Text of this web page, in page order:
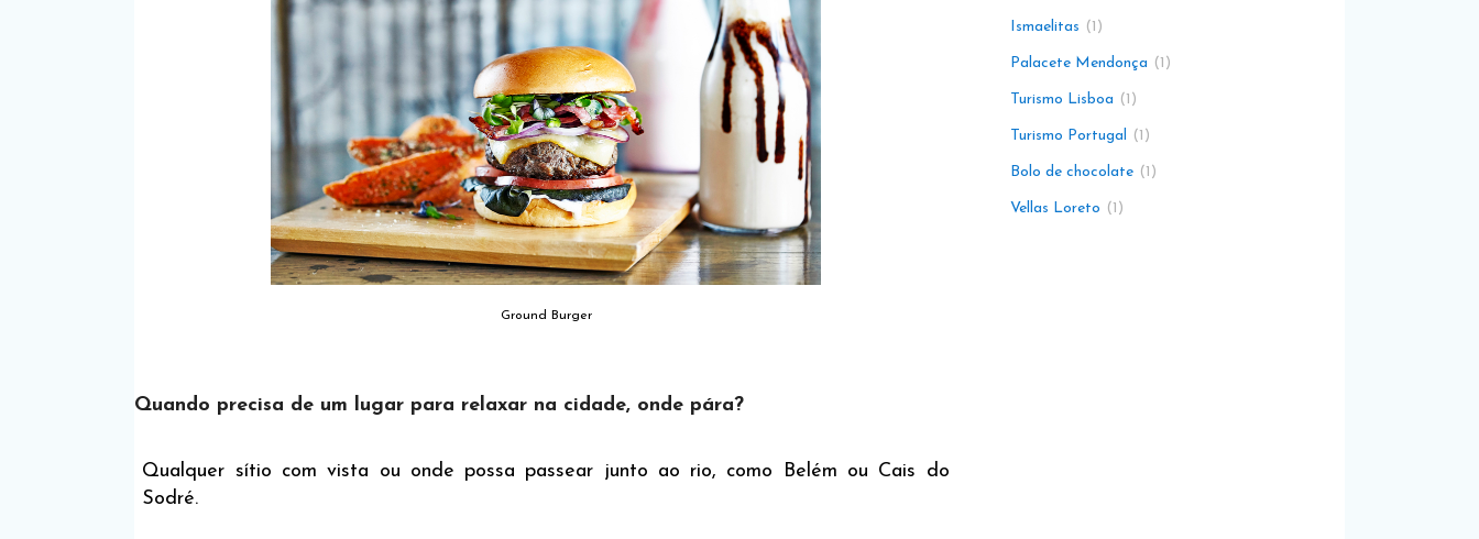
Ground Burger
Quando precisa de um lugar para relaxar na cidade, onde pára?
Qualquer sítio com vista ou onde possa passear junto ao rio, como Belém ou Cais do
Sodré.
Ismaelitas 1
Palacete Mendonça 1
Turismo Lisboa 1
Turismo Portugal 1
Bolo de chocolate 1
Vellas Loreto 1